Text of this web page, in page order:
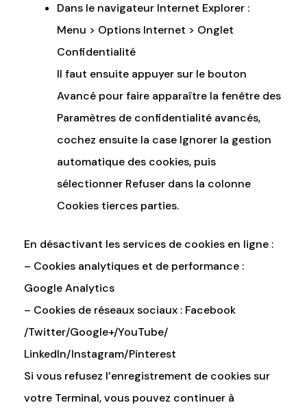
Dans le navigateur Internet Explorer :
Menu > Options Internet > Onglet
Confidentialité
Il faut ensuite appuyer sur le bouton
Avancé pour faire apparaître la fenêtre des
Paramètres de confidentialité avancés,
cochez ensuite la case Ignorer la gestion
automatique des cookies, puis
sélectionner Refuser dans la colonne
Cookies tierces parties.
En désactivant les services de cookies en ligne :
– Cookies analytiques et de performance :
Google Analytics
– Cookies de réseaux sociaux : Facebook
/Twitter/Google+/YouTube/
LinkedIn/Instagram/Pinterest
Si vous refusez l’enregistrement de cookies sur
votre Terminal, vous pouvez continuer à